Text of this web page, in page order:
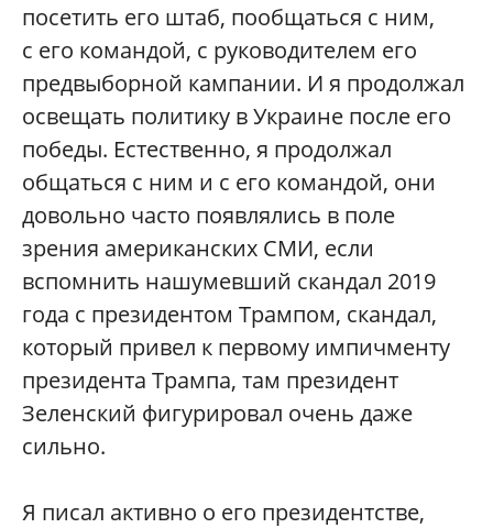
посетить его штаб, пообщаться с ним,
с его командой, с руководителем его
предвыборной кампании. И я продолжал
освещать политику в Украине после его
победы. Естественно, я продолжал
общаться с ним и с его командой, они
довольно часто появлялись в поле
зрения американских СМИ, если
вспомнить нашумевший скандал 2019
года с президентом Трампом, скандал,
который привел к первому импичменту
президента Трампа, там президент
Зеленский фигурировал очень даже
сильно.
Я писал активно о его президентстве,